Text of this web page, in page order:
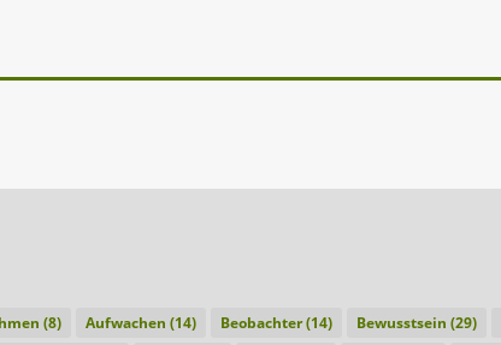
(8) Aufwachen (14) Beobachter(14) Bewusstsein (29)